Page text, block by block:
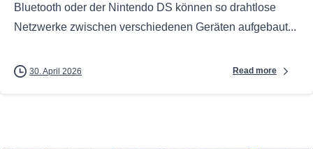
Bluetooth oder der Nintendo DS können so drahtlose
Netzwerke zwischen verschiedenen Geräten aufgebaut...
30. April 2026 Read more